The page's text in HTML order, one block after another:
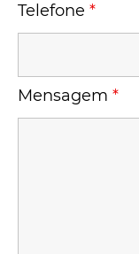
Telefone *
Mensagem *